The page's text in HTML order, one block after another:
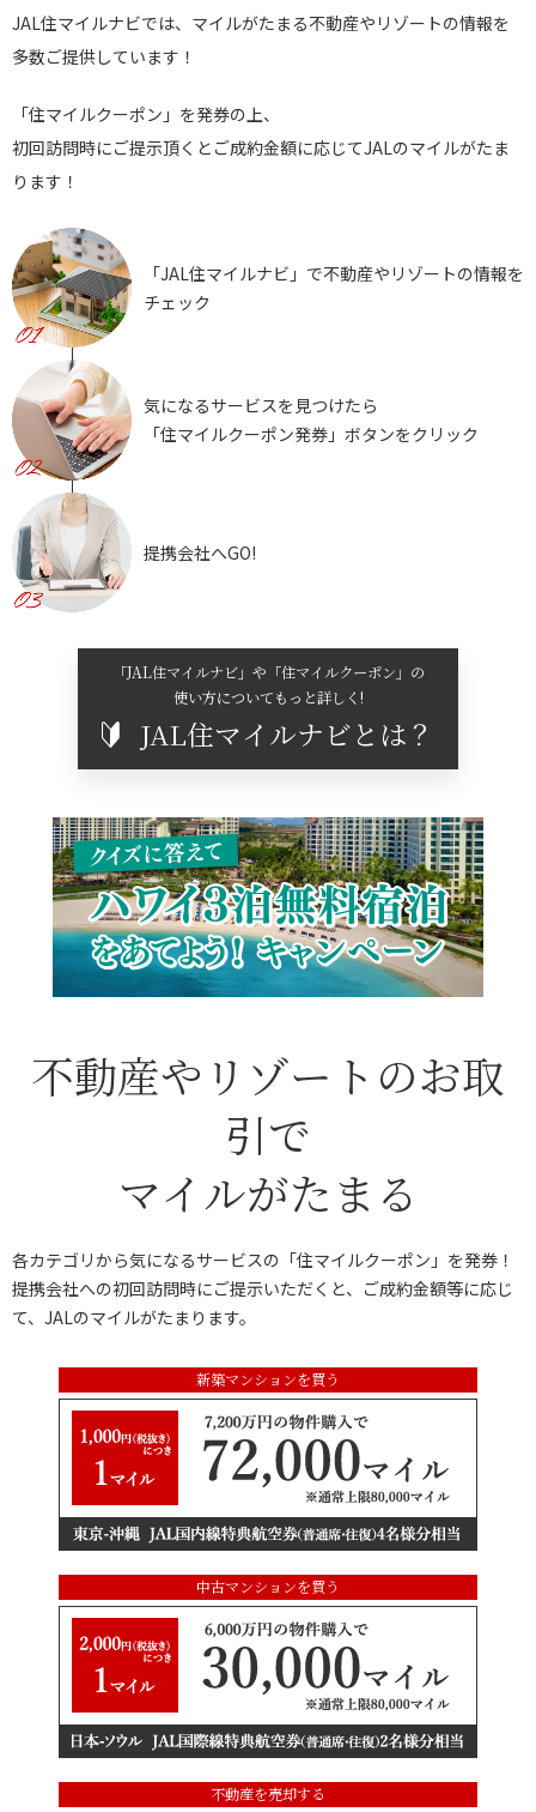
JAL住マイルナビでは、マイルがたまる不動産やリゾートの情報を
多数ご提供しています！
「住マイルクーポン」を発券の上、
初回訪問時にご提示頂くとご成約金額に応じてJALのマイルがたま
ります！
「JAL住マイルナビ」で不動産やリゾートの情報を
チェック
気になるサービスを見つけたら
「住マイルクーポン発券」ボタンをクリック
提携会社へGO!
「JAL住マイルナビ」や「住マイルクーポン」の
使い方についてもっと詳しく!
JAL住マイルナビとは？
不動産やリゾートのお取
引で
マイルがたまる
各カテゴリから気になるサービスの「住マイルクーポン」を発券！
提携会社への初回訪問時にご提示いただくと、ご成約金額等に応じ
て、JALのマイルがたまります。
新築マンションを買う
中古マンションを買う
不動産を売却する